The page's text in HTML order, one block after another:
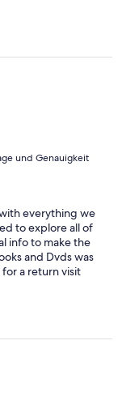
und Genauigkeit
everything we
to explore all of
info to make the
and Dvds was
a return visit